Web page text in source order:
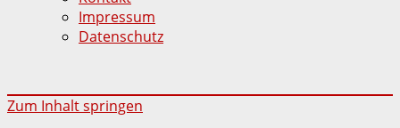
Impressum
Datenschutz
Zum Inhalt springen